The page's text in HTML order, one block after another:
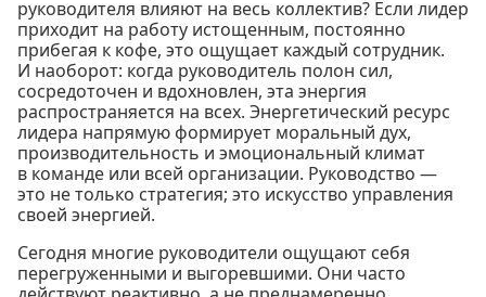
руководителя влияют на весь коллектив? Если лидер
приходит на работу истощенным, постоянно
прибегая к кофе, это ощущает каждый сотрудник.
И наоборот: когда руководитель полон сил,
сосредоточен и вдохновлен, эта энергия
распространяется на всех. Энергетический ресурс
лидера напрямую формирует моральный дух,
производительность и эмоциональный климат
в команде или всей организации. Руководство —
это не только стратегия; это искусство управления
своей энергией.
Сегодня многие руководители ощущают себя
перегруженными и выгоревшими. Они часто